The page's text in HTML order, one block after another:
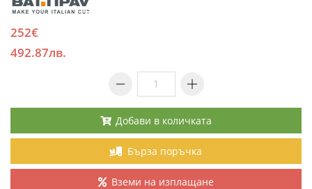
252€
492.87лв.
Добави в количката
Бърза поръчка
Вземи на изплащане